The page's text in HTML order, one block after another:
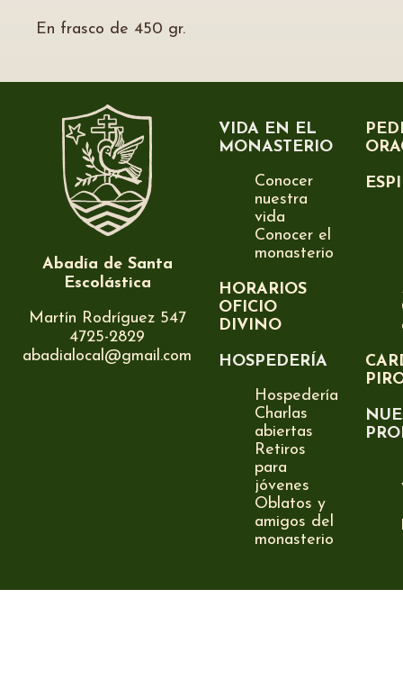
En frasco de 450 gr.
Abadía de Santa
Escolástica
Martín Rodríguez 547
4725-2829
abadialocal@gmail.com
VIDA EN EL
MONASTERIO
Conocer
nuestra
vida
Conocer el
monasterio
HORARIOS
OFICIO
DIVINO
HOSPEDERÍA
Hospedería
Charlas
abiertas
Retiros
para
jóvenes
Oblatos y
amigos del
monasterio